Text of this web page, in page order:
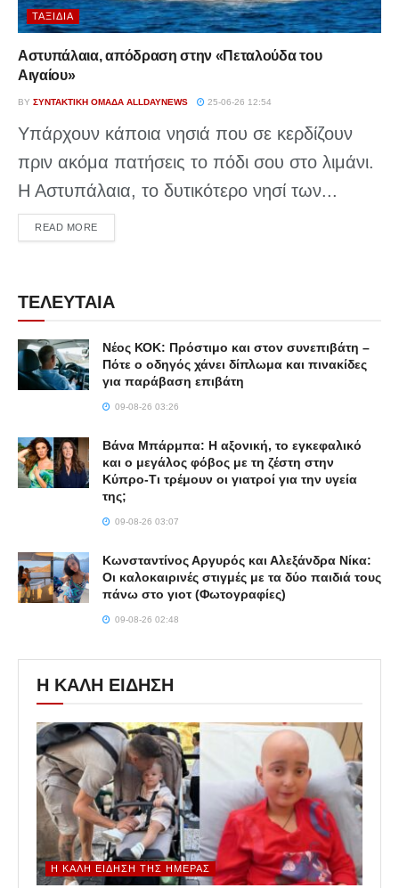
ΤΑΞΊΔΙΑ
Αστυπάλαια, απόδραση στην «Πεταλούδα του
Αιγαίου»
BY ΣΥΝΤΑΚΤΙΚΉ ΟΜΆΔΑ ALLDAYNEWS 25-06-26 12:54
Υπάρχουν κάποια νησιά που σε κερδίζουν
πριν ακόμα πατήσεις το πόδι σου στο λιμάνι.
Η Αστυπάλαια, το δυτικότερο νησί των...
READ MOREDETAILS
ΤΕΛΕΥΤΑΙΑ
Νέος ΚΟΚ: Πρόστιμο και στον συνεπιβάτη –
Πότε ο οδηγός χάνει δίπλωμα και πινακίδες
για παράβαση επιβάτη
09-08-26 03:26
Βάνα Μπάρμπα: Η αξονική, το εγκεφαλικό
και ο μεγάλος φόβος με τη ζέστη στην
Κύπρο-Τι τρέμουν οι γιατροί για την υγεία
της;
09-08-26 03:07
Κωνσταντίνος Αργυρός και Αλεξάνδρα Νίκα:
Οι καλοκαιρινές στιγμές με τα δύο παιδιά τους
πάνω στο γιοτ (Φωτογραφίες)
09-08-26 02:48
Η ΚΑΛΗ ΕΙΔΗΣΗ
Η ΚΑΛΉ ΕΊΔΗΣΗ ΤΗΣ ΗΜΈΡΑΣ